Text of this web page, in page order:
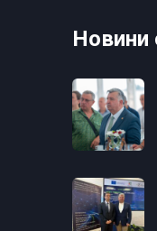
Новини